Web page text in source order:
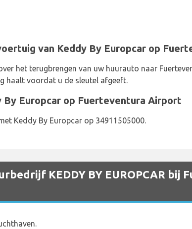
van Keddy By Europcar op
het terugbrengen van uw huurauto naar
haalt voordat u de sleutel afgeeft.
Europcar op Fuerteventura Airport
Keddy By Europcar op 34911505000.
KEDDY BY EUROPCAR bij